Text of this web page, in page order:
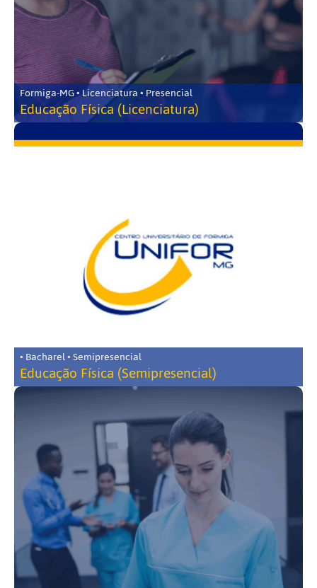
Formiga-MG • Licenciatura • Presencial
Educação Física (Licenciatura)
• Bacharel • Semipresencial
Educação Física (Semipresencial)